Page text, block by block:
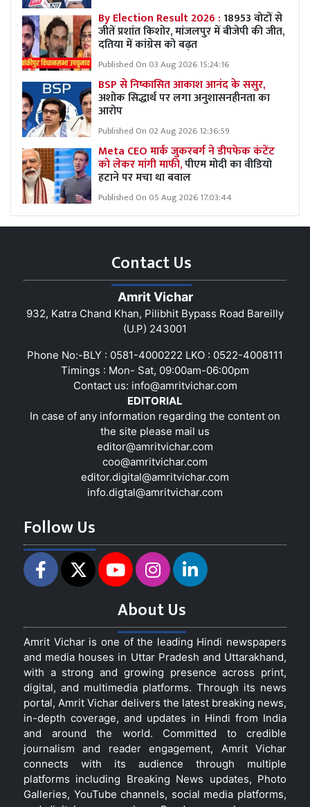
By Election Result 2026 :18953 वोटों से
जीतें प्रशांत किशोर, मांजलपुर में बीजेपी की जीत,
दतिया में कांग्रेस को बढ़त
Published On 03 Aug 2026 15:24:16
BSP से निष्कासित आकाश आनंद के ससुर,
अशोक सिद्धार्थ पर लगा अनुशासनहीनता का
आरोप
Published On 02 Aug 2026 12:36:59
Meta CEO मार्क जुकरबर्ग ने डीपफेक कंटेंट
को लेकर मांगी माफी,पीएम मोदी का वीडियो
हटाने पर मचा था बवाल
Published On 05 Aug 2026 17:03:44
Contact Us
Amrit Vichar
932, Katra Chand Khan, Pilibhit Bypass Road Bareilly
(U.P) 243001
Phone No:-BLY : 0581-4000222 LKO : 0522-4008111
Timings : Mon- Sat, 09:00am-06:00pm
Contact us: info@amritvichar.com
EDITORIAL
In case of any information regarding the content on
the site please mail us
editor@amritvichar.com
coo@amritvichar.com
editor.digital@amritvichar.com
info.digtal@amritvichar.com
Follow Us
About Us
Amrit Vichar is one of the leading Hindi newspapers
and media houses in Uttar Pradesh and Uttarakhand,
with a strong and growing presence across print,
digital, and multimedia platforms. Through its news
portal, Amrit Vichar delivers the latest breaking news,
in-depth coverage, and updates in Hindi from India
and around the world. Committed to credible
journalism and reader engagement, Amrit Vichar
connects with its audience through multiple
platforms including Breaking News updates, Photo
Galleries, YouTube channels, social media platforms,